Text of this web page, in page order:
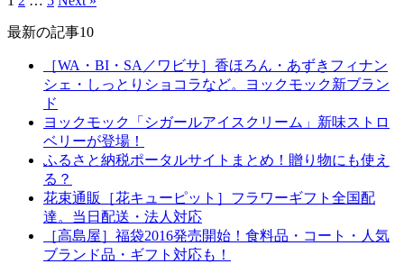
最新の記事10
［WA・BI・SA／ワビサ］香ほろん・あずきフィナン
シェ・しっとりショコラなど。ヨックモック新ブラン
ド
ヨックモック「シガールアイスクリーム」新味ストロ
ベリーが登場！
ふるさと納税ポータルサイトまとめ！贈り物にも使え
る？
花束通販［花キューピット］フラワーギフト全国配
達。当日配送・法人対応
［高島屋］福袋2016発売開始！食料品・コート・人気
ブランド品・ギフト対応も！